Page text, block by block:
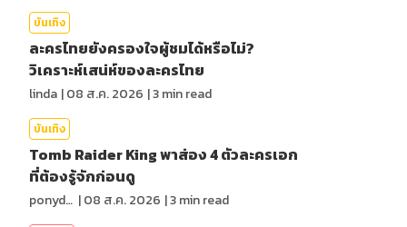
บันเทิง
ละครไทยยังครองใจผู้ชมได้หรือไม่?
วิเคราะห์เสน่ห์ของละครไทย
linda |08 ส.ค. 2026 |3min read
บันเทิง
Tomb Raider King พาส่อง 4 ตัวละครเอก
ที่ต้องรู้จักก่อนดู
ponydiary |08 ส.ค. 2026 |3min read